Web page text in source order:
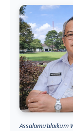
Assalamu’alaikum